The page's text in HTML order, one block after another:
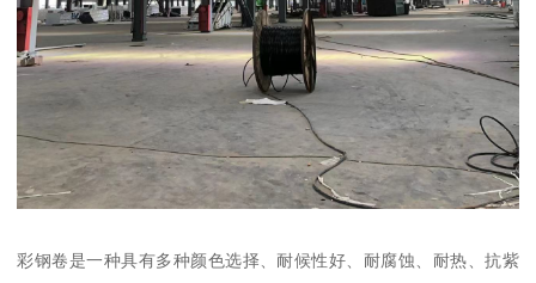
彩钢卷是一种具有多种颜色选择、耐候性好、耐腐蚀、耐热、抗紫